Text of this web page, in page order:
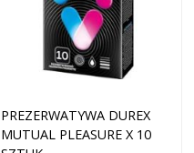
PREZERWATYWA DUREX
MUTUAL PLEASURE X 10